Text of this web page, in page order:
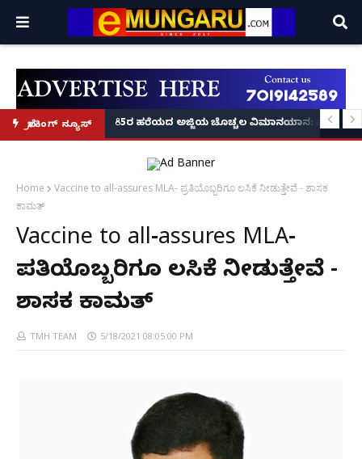
ಬ್ರೇಕಿಂಗ್ ನ್ಯೂಸ್
ಆರೋಪಿಗಳ ಸೆರೆ!
ರಕ್ಷಿಸಿದ ರಕ್ಷಕ: ಸುರತ್ಕಲ್ ರೈಲು ನಿಲ್ದಾಣದಲ್ಲಿ ಪಾಯಿಂಟ್ಸ್‌ಮ್ಯಾನ್ ರಿಯಲ್
85ರ ಹರೆಯದ ಅಜ್ಜಿಯ ಚೊಚ್ಚಲ ವಿಮಾನಯಾನ:
Home
Vaccine to all-assures MLA- ಪ್ರತಿಯೊಬ್ಬರಿಗೂ ಲಸಿಕೆ ನೀಡುತ್ತೇವೆ - ಶಾಸಕ
ಕಾಮತ್
Vaccine to all-assures MLA-
ಪ್ರತಿಯೊಬ್ಬರಿಗೂ ಲಸಿಕೆ ನೀಡುತ್ತೇವೆ -
ಶಾಸಕ ಕಾಮತ್
TMH TEAM 5/18/2021 08:05:00 PM